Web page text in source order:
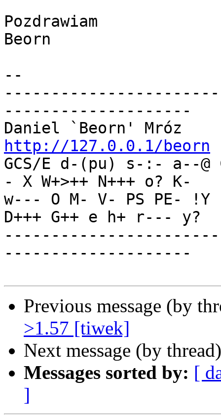
Pozdrawiam
Beorn
--
--------------------
Daniel `Beorn' Mróz
http://127.0.0.1/beorn
GCS/E d-(pu) s-:- a--@
- X W+>++ N+++ o? K-
w--- O M- V- PS PE-
D+++ G++ e h+ r--- y?
--------------------
Previous message (by
>1.57 [tiwek]
Next message (by
Messages sorted by: [
]